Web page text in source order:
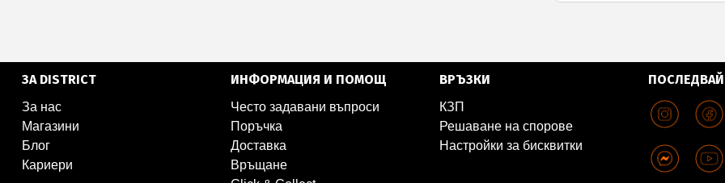
ЗА DISTRICT
За нас
Магазини
Блог
Кариери
ИНФОРМАЦИЯ И ПОМОЩ
Често задавани въпроси
Поръчка
Доставка
Връщане
ВРЪЗКИ
КЗП
Решаване на спорове
Настройки за бисквитки